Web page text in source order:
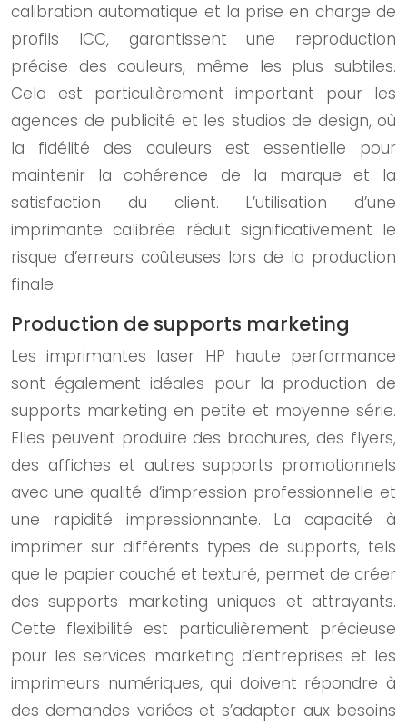
calibration automatique et la prise en charge de
profils ICC, garantissent une reproduction
précise des couleurs, même les plus subtiles.
Cela est particulièrement important pour les
agences de publicité et les studios de design, où
la fidélité des couleurs est essentielle pour
maintenir la cohérence de la marque et la
satisfaction du client. L’utilisation d’une
imprimante calibrée réduit significativement le
risque d’erreurs coûteuses lors de la production
finale.
Production de supports marketing
Les imprimantes laser HP haute performance
sont également idéales pour la production de
supports marketing en petite et moyenne série.
Elles peuvent produire des brochures, des flyers,
des affiches et autres supports promotionnels
avec une qualité d’impression professionnelle et
une rapidité impressionnante. La capacité à
imprimer sur différents types de supports, tels
que le papier couché et texturé, permet de créer
des supports marketing uniques et attrayants.
Cette flexibilité est particulièrement précieuse
pour les services marketing d’entreprises et les
imprimeurs numériques, qui doivent répondre à
des demandes variées et s’adapter aux besoins